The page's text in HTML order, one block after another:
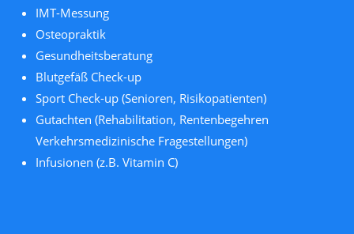
IMT-Messung
Osteopraktik
Gesundheitsberatung
Blutgefäß Check-up
Sport Check-up (Senioren, Risikopatienten)
Gutachten (Rehabilitation, Rentenbegehren
Verkehrsmedizinische Fragestellungen)
Infusionen (z.B. Vitamin C)